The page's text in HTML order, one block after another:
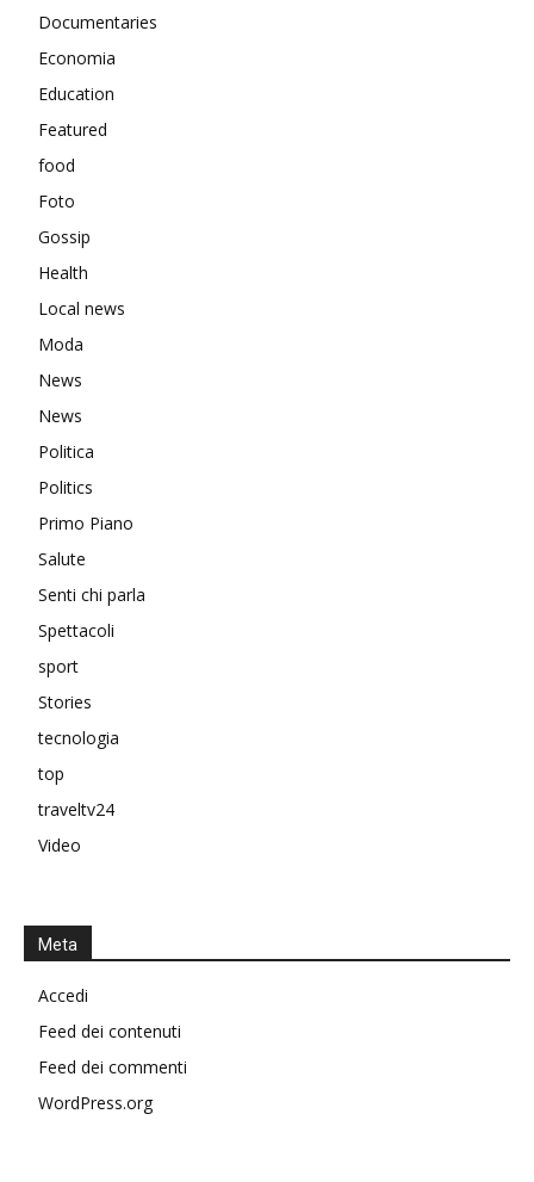
Documentaries
Economia
Education
Featured
food
Foto
Gossip
Health
Local news
Moda
News
News
Politica
Politics
Primo Piano
Salute
Senti chi parla
Spettacoli
sport
Stories
tecnologia
top
traveltv24
Video
Meta
Accedi
Feed dei contenuti
Feed dei commenti
WordPress.org